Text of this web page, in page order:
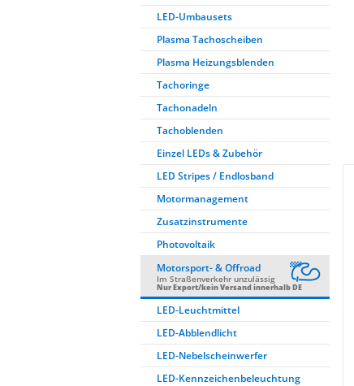
LED-Umbausets
Plasma Tachoscheiben
Plasma Heizungsblenden
Tachoringe
Tachonadeln
Tachoblenden
Einzel LEDs & Zubehör
LED Stripes / Endlosband
Motormanagement
Zusatzinstrumente
Photovoltaik
Motorsport- & Offroad
Im Straßenverkehr unzulässig
Nur Export/kein Versand innerhalb DE
LED-Leuchtmittel
LED-Abblendlicht
LED-Nebelscheinwerfer
LED-Kennzeichenbeleuchtung